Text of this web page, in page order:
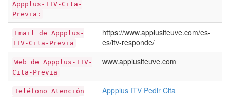
Appplus-ITV-Cita-
Previa:
Email de Appplus-
ITV-Cita-Previa
https://www.applusiteuve.com/es-
es/itv-responde/
Web de Appplus-ITV-
Cita-Previa
www.applusiteuve.com
Teléfono Atención
Appplus ITV Pedir Cita